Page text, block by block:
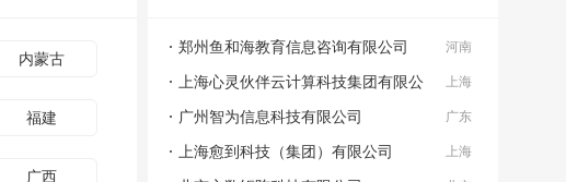
内蒙古
福建
广西
河南
郑州鱼和海教育信息咨询有限公司
上海
上海心灵伙伴云计算科技集团有限公
司
广东
广州智为信息科技有限公司
上海
上海愈到科技（集团）有限公司